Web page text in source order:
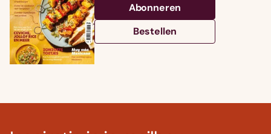
Abonneren
Bestellen